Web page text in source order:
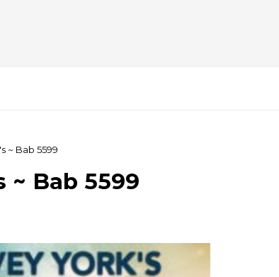
~ Bab 5599
~ Bab 5599